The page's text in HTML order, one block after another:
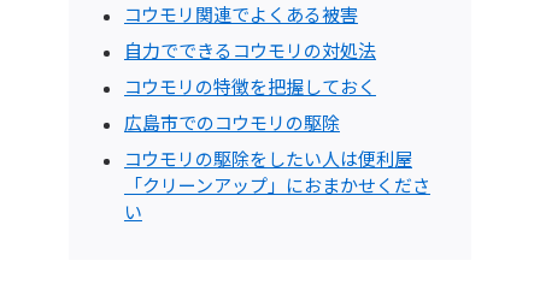
コウモリ関連でよくある被害
自力でできるコウモリの対処法
コウモリの特徴を把握しておく
広島市でのコウモリの駆除
コウモリの駆除をしたい人は便利屋
「クリーンアップ」におまかせくださ
い